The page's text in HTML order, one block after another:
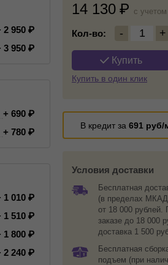
14 130 c
Кол-во: - 1 +
Купить
Купить в один клик
В кредит за 691 руб/
Условия доставки
Бесплатная
(в пределах
от 18 000 рублей.
заказе до 18 000
доставка 1 500
Бесплатная
подъем (при
2 950
3 950
+ 690
+ 780
1 010
1 510
1 800
2 240